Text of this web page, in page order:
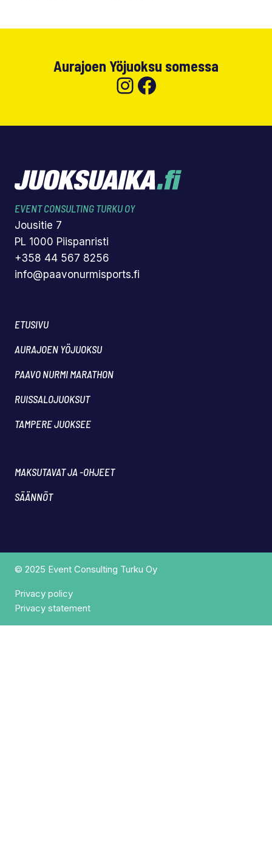
Aurajoen Yöjuoksu somessa
Instagram
Facebook
EVENT CONSULTING TURKU OY
Jousitie 7
PL 1000 Piispanristi
+358 44 567 8256
info@paavonurmisports.fi
ETUSIVU
AURAJOEN YÖJUOKSU
PAAVO NURMI MARATHON
RUISSALOJUOKSUT
TAMPERE JUOKSEE
MAKSUTAVAT JA -OHJEET
SÄÄNNÖT
© 2025 Event Consulting Turku Oy
Privacy policy
Privacy statement